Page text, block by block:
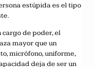
estúpida es el tipo
cargo de poder, el
mayor que un
micrófono, uniforme,
deja de ser un